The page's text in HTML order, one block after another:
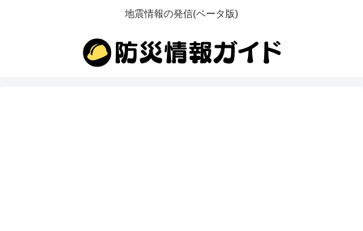
地震情報の発信(ベータ版)